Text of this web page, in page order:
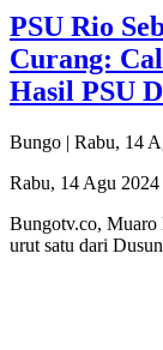
PSU Rio
Curang:
Hasil PSU
Bungo | Rabu, 14
Rabu, 14 Agu
Bungotv.co, Muaro
urut satu dari